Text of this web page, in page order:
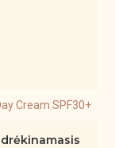
Cream SPF30+
drėkinamasis